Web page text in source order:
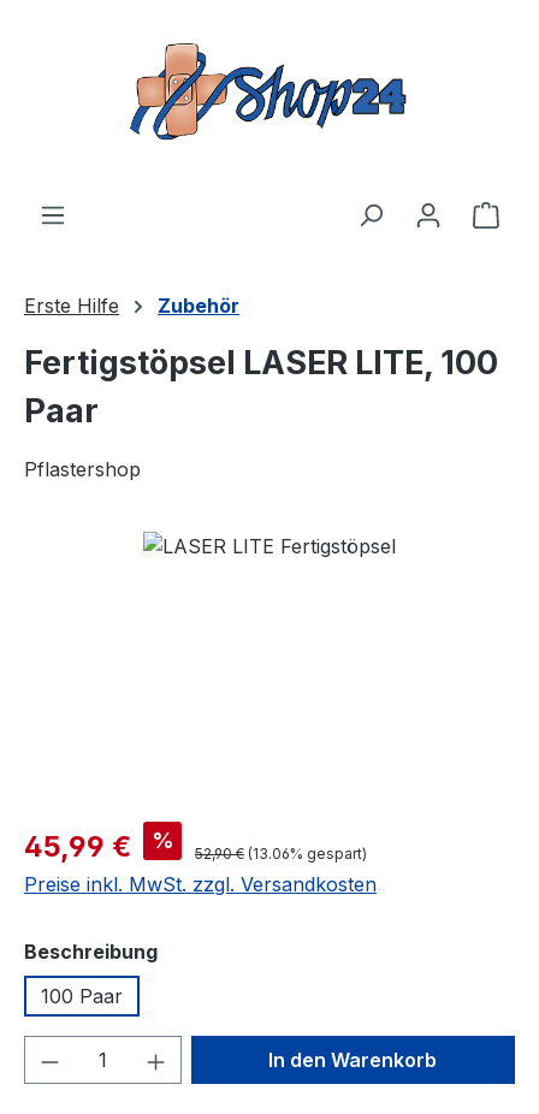
Erste Hilfe Zubehör
Fertigstöpsel LASER LITE, 100
Paar
Pflastershop
Bildergalerie überspringen
Verkaufspreis:
45,99 € % Regulärer Preis:
52,90 € (13.06% gespart)
Preise inkl. MwSt. zzgl. Versandkosten
Beschreibungauswählen
100 Paar
Produkt Anzahl: Gib denIn den Warenkorb